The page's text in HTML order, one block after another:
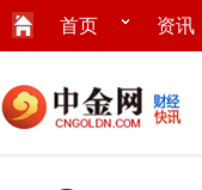
首页 资讯